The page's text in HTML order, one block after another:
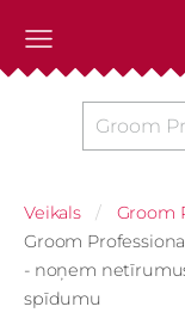
Groom
Veikals
Groom
Groom
- noņem
spīdumu